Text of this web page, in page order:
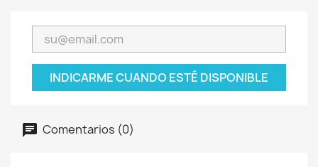
INDICARME CUANDO ESTÉ DISPONIBLE
Comentarios (0)